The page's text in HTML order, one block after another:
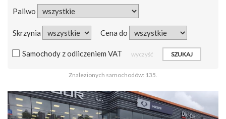
Paliwo
Skrzynia Cena do
Samochody z odliczeniem VAT wyczyść
Znalezionych samochodów: 135.